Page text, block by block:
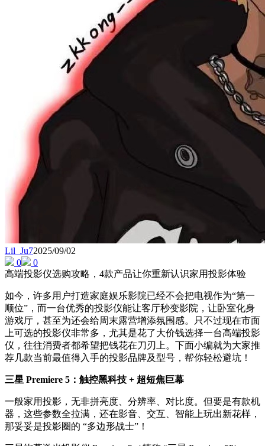
Lil_Ju72025/09/02
0
0
高端投影仪选购攻略，4款产品让你重新认识家用投影体验
如今，许多用户打造家庭娱乐影院已经不会把电视作为“第一
顺位”，而一台优秀的投影仪能让客厅秒变影院，让卧室化身
游戏厅，甚至为还会给周末露营增添氛围感。只不过现在市面
上可选的投影仪非常多，尤其是花了大价钱选择一台高端投影
仪，往往消费者都希望把钱花在刀刃上。下面小编就为大家推
荐几款当前最值得入手的投影品牌及型号，帮你轻松避坑！
三星 Premiere 5： 触控黑科技 + 超短焦巨幕
一般家用投影，无非拼亮度、分辨率、对比度。但要是有款机
器，这些参数全拉满，还在影音、交互、智能上玩出新花样，
那妥妥是投影圈的 “多边形战士”！